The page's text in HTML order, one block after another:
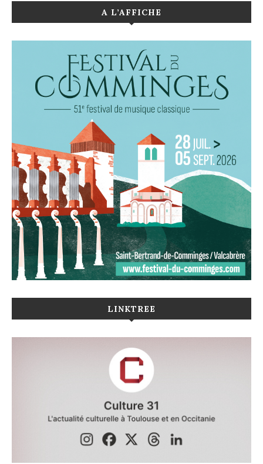
A L’AFFICHE
LINKTREE